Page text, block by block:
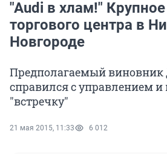
"Audi в хлам!"
торгового центра в
Новгороде
Предполагаемый
справился с управлением
"встречку"
21 мая 2015, 11:33 6 012